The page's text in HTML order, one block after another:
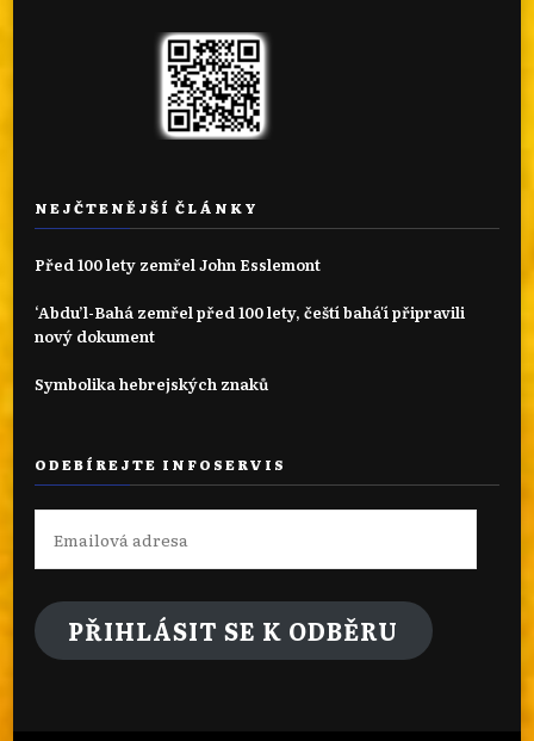
NEJČTENĚJŠÍ ČLÁNKY
Před 100 lety zemřel John Esslemont
‘Abdu’l-Bahá zemřel před 100 lety, čeští bahá'í připravili
nový dokument
Symbolika hebrejských znaků
ODEBÍREJTE INFOSERVIS
Emailová
adresa
PŘIHLÁSIT SE K ODBĚRU